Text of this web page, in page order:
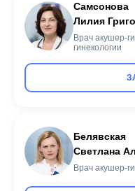
Самсонова
Лилия
Врач акушер-
гинекологии
Белявская
Светлана
Врач акушер-